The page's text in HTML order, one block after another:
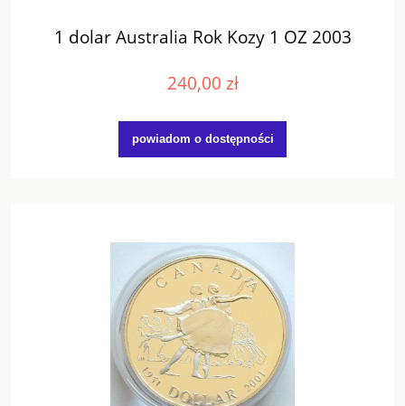
1 dolar Australia Rok Kozy 1 OZ 2003
240,00 zł
powiadom o dostępności